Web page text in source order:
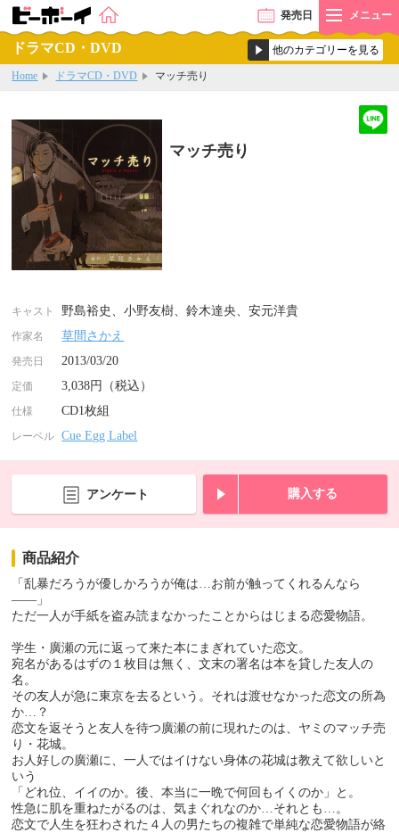
発売日 メニュー
ドラマCD・DVD
Home ドラマCD・DVD マッチ売り
マッチ売り
キャスト 野島裕史、小野友樹、鈴木達央、安元洋貴
作家名 草間さかえ
発売日 2013/03/20
定価 3,038円（税込）
仕様 CD1枚組
レーベル Cue Egg Label
アンケート 購入する
商品紹介
「乱暴だろうが優しかろうが俺は…お前が触ってくれるんなら
――」
ただ一人が手紙を盗み読まなかったことからはじまる恋愛物語。
学生・廣瀬の元に返って来た本にまぎれていた恋文。
宛名があるはずの１枚目は無く、文末の署名は本を貸した友人の
名。
その友人が急に東京を去るという。それは渡せなかった恋文の所為
か…？
恋文を返そうと友人を待つ廣瀬の前に現れたのは、ヤミのマッチ売
り・花城。
お人好しの廣瀬に、一人ではイけない身体の花城は教えて欲しいと
いう
「どれ位、イイのか。後、本当に一晩で何回もイくのか」と。
性急に肌を重ねたがるのは、気まぐれなのか…それとも…。
恋文で人生を狂わされた４人の男たちの複雑で単純な恋愛物語が絡